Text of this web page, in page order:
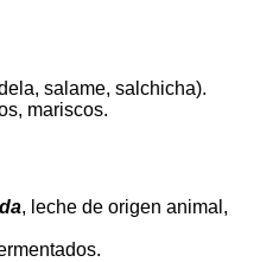
salame, salchicha).
mariscos.
, leche de origen animal,